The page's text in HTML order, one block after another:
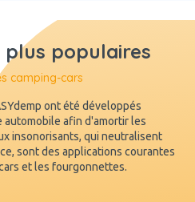
plus populaires
camping-cars
ont été développés
afin d'amortir les
insonorisants, qui neutralisent
sont des applications courantes
et les fourgonnettes.